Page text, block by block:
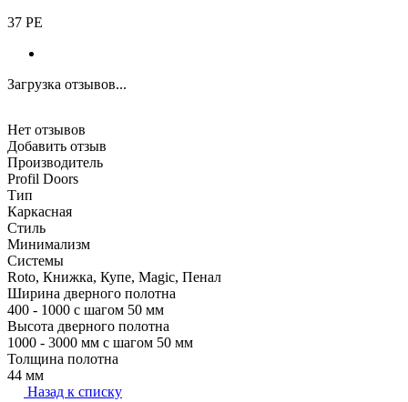
37 PE
Загрузка отзывов...
Нет отзывов
Добавить отзыв
Производитель
Profil Doors
Тип
Каркасная
Стиль
Минимализм
Системы
Roto, Книжка, Купе, Magic, Пенал
Ширина дверного полотна
400 - 1000 с шагом 50 мм
Высота дверного полотна
1000 - 3000 мм с шагом 50 мм
Толщина полотна
44 мм
Назад к списку